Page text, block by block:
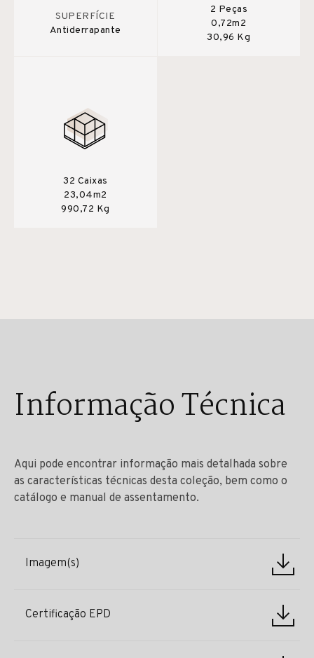
SUPERFÍCIE
Antiderrapante
2 Peças
0,72m2
30,96 Kg
32 Caixas
23,04m2
990,72 Kg
Informação Técnica
Aqui pode encontrar informação mais detalhada sobre
as características técnicas desta coleção, bem como o
catálogo e manual de assentamento.
Imagem(s)
Certificação EPD